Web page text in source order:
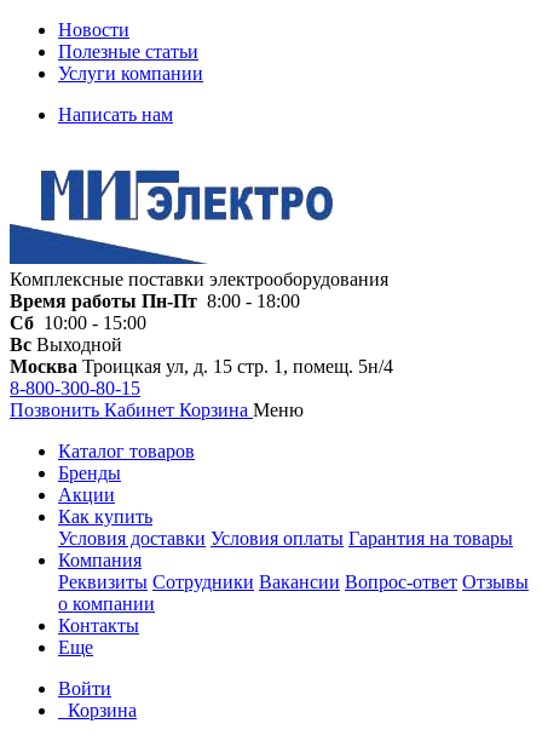
Новости
Полезные статьи
Услуги компании
Написать нам
Комплексные поставки электрооборудования
Время работы Пн-Пт 8:00 - 18:00
Сб 10:00 - 15:00
Вс Выходной
Москва Троицкая ул, д. 15 стр. 1, помещ. 5н/4
8-800-300-80-15
Позвонить Кабинет Корзина Меню
Каталог товаров
Бренды
Акции
Как купить
Условия доставки Условия оплаты Гарантия на товары
Компания
Реквизиты Сотрудники Вакансии Вопрос-ответ Отзывы
о компании
Контакты
Еще
Войти
Корзина